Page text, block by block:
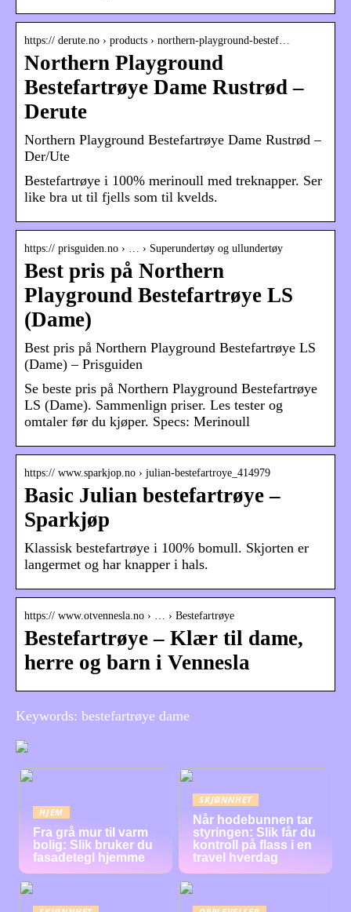
https:// derute.no › products › northern-playground-bestef…
Northern Playground
Bestefartrøye Dame Rustrød –
Derute
Northern Playground Bestefartrøye Dame Rustrød –
Der/Ute
Bestefartrøye i 100% merinoull med treknapper. Ser
like bra ut til fjells som til kvelds.
https:// prisguiden.no › … › Superundertøy og ullundertøy
Best pris på Northern
Playground Bestefartrøye LS
(Dame)
Best pris på Northern Playground Bestefartrøye LS
(Dame) – Prisguiden
Se beste pris på Northern Playground Bestefartrøye
LS (Dame). Sammenlign priser. Les tester og
omtaler før du kjøper. Specs: Merinoull
https:// www.sparkjop.no › julian-bestefartroye_414979
Basic Julian bestefartrøye –
Sparkjøp
Klassisk bestefartrøye i 100% bomull. Skjorten er
langermet og har knapper i hals.
https:// www.otvennesla.no › … › Bestefartrøye
Bestefartrøye – Klær til dame,
herre og barn i Vennesla
Keywords: bestefartrøye dame
HJEM
Fra grå mur til varm
bolig: Slik bruker du
fasadetegl hjemme
SKJØNNHET
Når hodebunnen tar
styringen: Slik får du
kontroll på flass i en
travel hverdag